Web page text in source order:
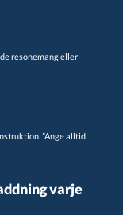
resonemang eller
”Ange alltid
varje